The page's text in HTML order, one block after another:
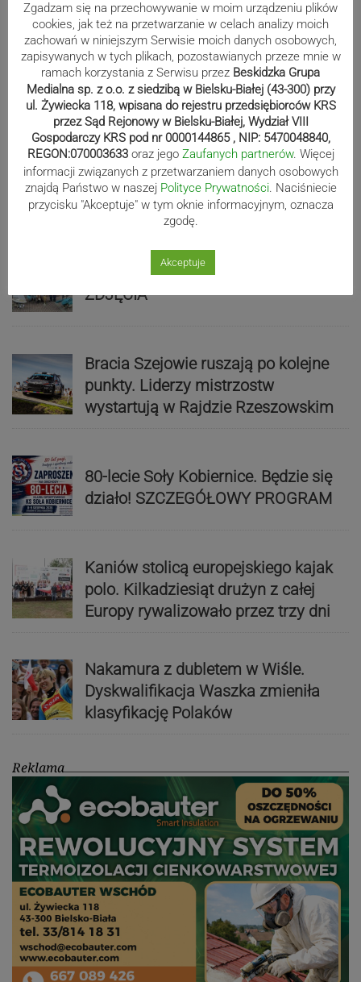
Sport
Mistrzowie świata z MCK Żywiec!
ZDJĘCIA
Bracia Szejowie ruszają po kolejne
punkty. Liderzy mistrzostw
wystartują w Rajdzie Rzeszowskim
80-lecie Soły Kobiernice. Będzie się
działo! SZCZEGÓŁOWY PROGRAM
Kaniów stolicą europejskiego kajak
polo. Kilkadziesiąt drużyn z całej
Europy rywalizowało przez trzy dni
Nakamura z dubletem w Wiśle.
Dyskwalifikacja Waszka zmieniła
klasyfikację Polaków
Reklama
Zgadzam się na przechowywanie w moim urządzeniu plików
cookies, jak też na przetwarzanie w celach analizy moich
zachowań w niniejszym Serwisie moich danych osobowych,
zapisywanych w tych plikach, pozostawianych przeze mnie w
ramach korzystania z Serwisu przez Beskidzka Grupa
Medialna sp. z o.o. z siedzibą w Bielsku-Białej (43-300) przy
ul. Żywiecka 118, wpisana do rejestru przedsiębiorców KRS
przez Sąd Rejonowy w Bielsku-Białej, Wydział VIII
Gospodarczy KRS pod nr 0000144865 , NIP: 5470048840,
REGON:070003633 oraz jego Zaufanych partnerów. Więcej
informacji związanych z przetwarzaniem danych osobowych
znajdą Państwo w naszej Polityce Prywatności. Naciśniecie
przycisku "Akceptuje" w tym oknie informacyjnym, oznacza
zgodę.
Akceptuje